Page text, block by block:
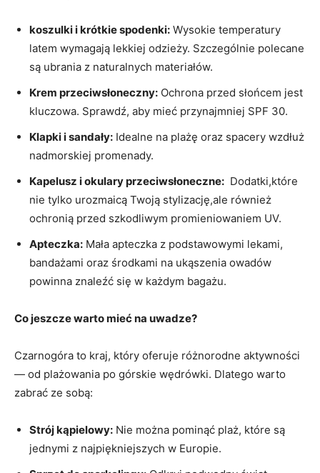
koszulki i krótkie spodenki: Wysokie temperatury
latem ⁢wymagają lekkiej odzieży. Szczególnie polecane
są ubrania z naturalnych materiałów.
Krem przeciwsłoneczny: Ochrona przed słońcem jest
kluczowa. Sprawdź, aby mieć przynajmniej SPF 30.
Klapki i ‍sandały: Idealne na plażę oraz spacery wzdłuż
nadmorskiej promenady.
Kapelusz i okulary przeciwsłoneczne: ⁣ Dodatki,które
nie tylko urozmaicą Twoją stylizację,ale również
ochronią przed szkodliwym promieniowaniem UV.
Apteczka: Mała apteczka z podstawowymi lekami,
bandażami oraz⁤ środkami na ukąszenia ⁤owadów
powinna znaleźć się w każdym bagażu.
Co jeszcze warto mieć na uwadze?
Czarnogóra to kraj, który oferuje ‍różnorodne aktywności ​
— od plażowania po⁢ górskie wędrówki. Dlatego warto⁢
zabrać ze sobą:
Strój kąpielowy: Nie można pominąć plaż, które są
jednymi z najpiękniejszych w Europie.